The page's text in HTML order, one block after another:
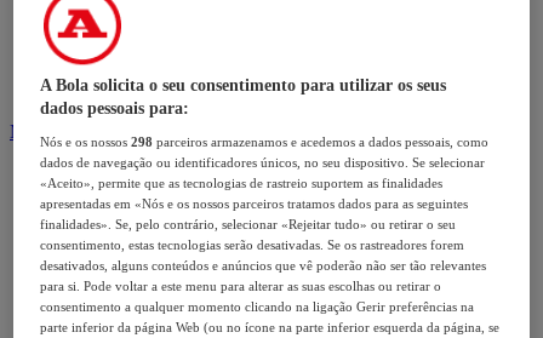
Modalidades
A Bola solicita o seu consentimento para utilizar os seus
dados pessoais para:
Nós e os nossos298 parceiros armazenamos e acedemos a dados pessoais, como
dados de navegação ou identificadores únicos, no seu dispositivo. Se selecionar
«Aceito», permite que as tecnologias de rastreio suportem as finalidades
apresentadas em «Nós e os nossos parceiros tratamos dados para as seguintes
finalidades». Se, pelo contrário, selecionar «Rejeitar tudo» ou retirar o seu
consentimento, estas tecnologias serão desativadas. Se os rastreadores forem
desativados, alguns conteúdos e anúncios que vê poderão não ser tão relevantes
para si. Pode voltar a este menu para alterar as suas escolhas ou retirar o
consentimento a qualquer momento clicando na ligação Gerir preferências na
parte inferior da página Web (ou no ícone na parte inferior esquerda da página, se